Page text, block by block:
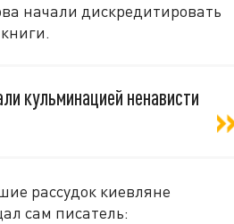
начали дискредитировать
кульминацией ненависти
рассудок киевляне
сам писатель: